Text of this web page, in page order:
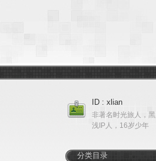
ID : xlian
非著名时光旅人，
浅IP人，16岁少年
分类目录